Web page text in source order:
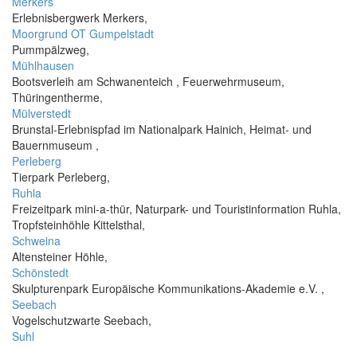
Erlebnisbergwerk Merkers,
Moorgrund OT Gumpelstadt
Pummpälzweg,
Mühlhausen
Bootsverleih am Schwanenteich , Feuerwehrmuseum,
Thüringentherme,
Mülverstedt
Brunstal-Erlebnispfad im Nationalpark Hainich, Heimat- und
Bauernmuseum ,
Perleberg
Tierpark Perleberg,
Ruhla
Freizeitpark mini-a-thür, Naturpark- und Touristinformation Ruhla,
Tropfsteinhöhle Kittelsthal,
Schweina
Altensteiner Höhle,
Schönstedt
Skulpturenpark Europäische Kommunikations-Akademie e.V. ,
Seebach
Vogelschutzwarte Seebach,
Suhl